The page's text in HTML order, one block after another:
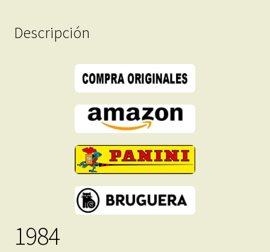
Descarga
Inmediata
Descripción
1984